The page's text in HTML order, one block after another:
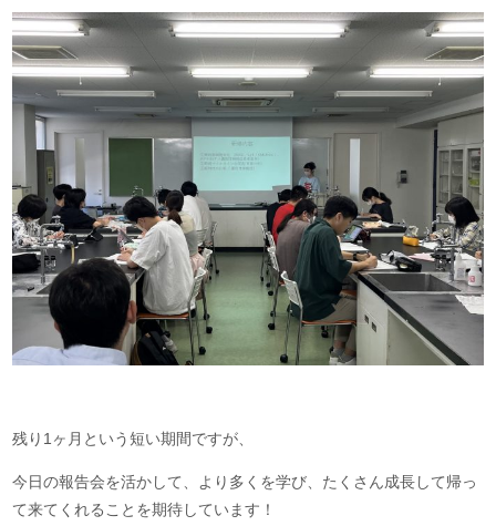
残り1ヶ月という短い期間ですが、
今日の報告会を活かして、より多くを学び、たくさん成長して帰っ
て来てくれることを期待しています！